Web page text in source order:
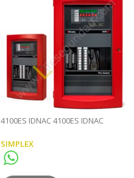
4100ES IDNAC 4100ES IDNAC
SIMPLEX